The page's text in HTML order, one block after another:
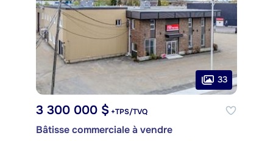
33
3 300 000 $ +TPS/TVQ
Bâtisse commerciale à vendre